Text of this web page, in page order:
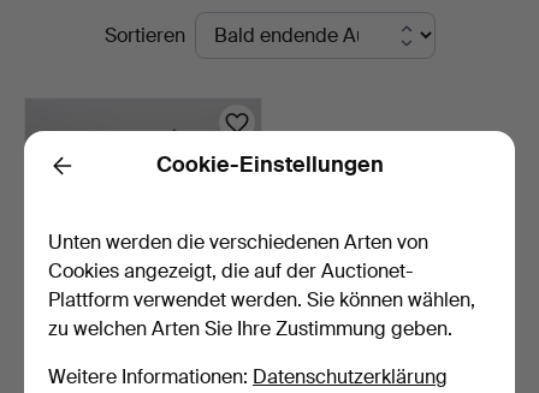
LaufendeSortieren
THAILÄNDISCHE
Back Cookie-Einstellungen
Unten werden die verschiedenen Arten von
Cookies angezeigt, die auf der Auctionet-
Plattform verwendet werden. Sie können wählen,
zu welchen Arten Sie Ihre Zustimmung geben.
Weitere Informationen: Datenschutzerklärung